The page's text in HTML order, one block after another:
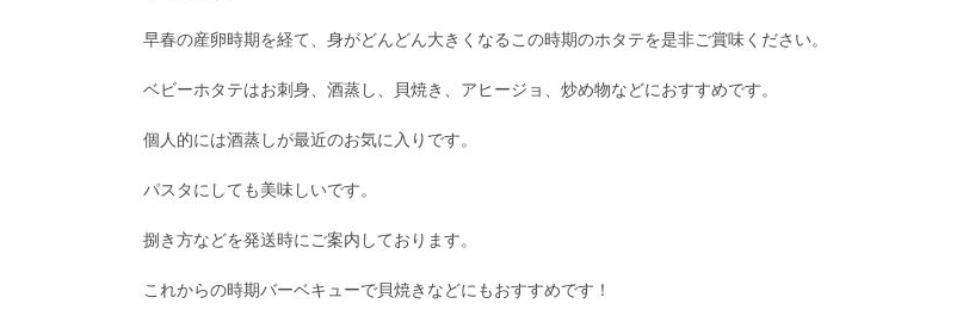
早春の産卵時期を経て、身がどんどん大きくなるこの時期のホタテを是非ご賞味ください。
ベビーホタテはお刺身、酒蒸し、貝焼き、アヒージョ、炒め物などにおすすめです。
個人的には酒蒸しが最近のお気に入りです。
パスタにしても美味しいです。
捌き方などを発送時にご案内しております。
これからの時期バーベキューで貝焼きなどにもおすすめです！